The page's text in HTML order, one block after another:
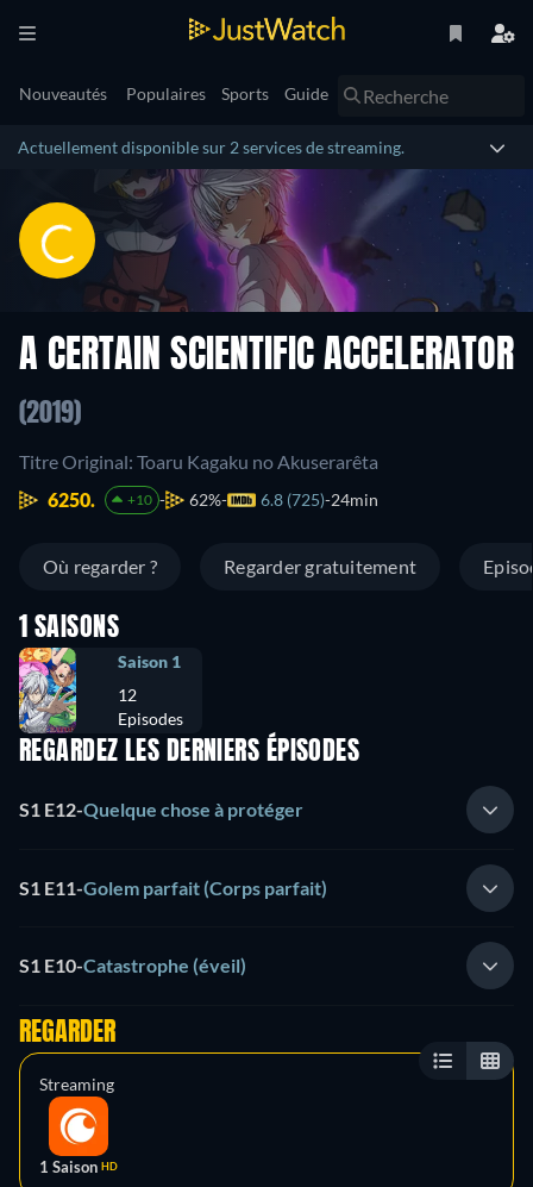
Nouveautés Populaires Sports Guide
Actuellement disponible sur 2 services de streaming.
A CERTAIN SCIENTIFIC ACCELERATOR
(2019)
Titre Original: Toaru Kagaku no Akuserarêta
6250.
+10 62% 6.8 (725) 24min
Où regarder ? Regarder gratuitement
1 SAISONS
Saison 1
12
Episodes
REGARDEZ LES DERNIERS ÉPISODES
S1 E12-Quelque chose à protéger
S1 E11-Golem parfait (Corps parfait)
S1 E10-Catastrophe (éveil)
REGARDER
Streaming
1 Saison HD